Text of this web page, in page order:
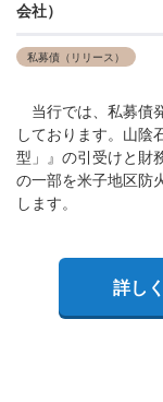
会社）
私募債（リリース）
当行では、私募債
しております。山陰
型」』の引受けと財
の一部を米子地区防
します。
詳し